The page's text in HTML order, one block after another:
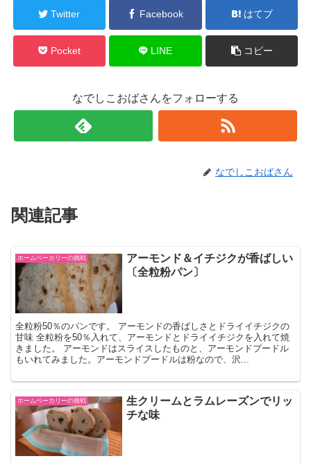
Twitter Facebook はてブ
Pocket LINE コピー
なでしこおばさんをフォローする
なでしこおばさん
関連記事
ホームベーカリーの挑戦
アーモンド＆イチジクが香ばしい
〔全粒粉パン〕
全粒粉50％のパンです。 アーモンドの香ばしさとドライイチジクの
甘味 全粒粉を50％入れて、アーモンドとドライイチジクを入れて焼
きました。 アーモンドはスライスしたものと、アーモンドプードル
もいれてみました。アーモンドプードルは粉なので、沢...
ホームベーカリーの挑戦
生クリームとラムレーズンでリッ
チな味